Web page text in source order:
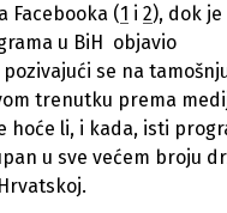
Facebooka (1 i 2), dok
u BiH objavio
pozivajući se na
trenutku prema
hoće li, i kada, isti
u sve većem broju